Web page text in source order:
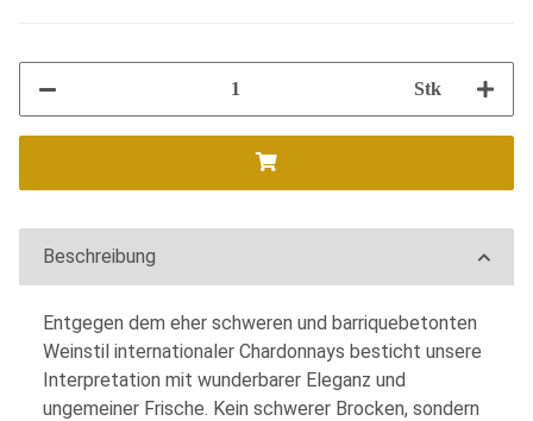
Stk
Beschreibung
Entgegen dem eher schweren und barriquebetonten
Weinstil internationaler Chardonnays besticht unsere
Interpretation mit wunderbarer Eleganz und
ungemeiner Frische. Kein schwerer Brocken, sondern